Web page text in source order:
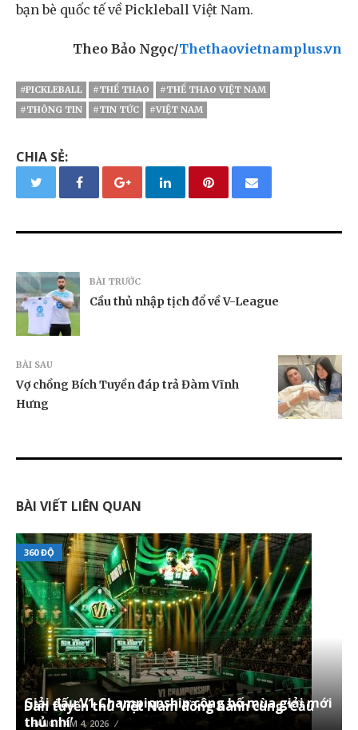
bạn bè quốc tế về Pickleball Việt Nam.
Theo Bảo Ngọc/Thethaovietnamplus.vn
#PICKLEBALL #THỂ THAO
#THỂ THAO VIỆT NAM
#THÔNG TIN
#TIN TỨC #VIỆT NAM
CHIA SẺ:
BÀI TRƯỚC
Cầu thủ nhập tịch đổ về V-League
BÀI SAU
Vợ chồng Bích Tuyền đáp trả Đàm Vĩnh
Hưng
BÀI VIẾT LIÊN QUAN
360 ĐỘ
Giải đấu V1 Championship công bố mùa giải mới
THÁNG TÁM 4, 2026
Dàn tuyển thủ Việt Nam đồng hành cùng ‘Cầu
thủ nhí’